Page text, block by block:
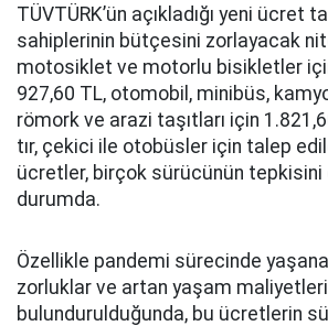
TÜVTÜRK’ün açıkladığı yeni ücret
sahiplerinin bütçesini zorlayacak
motosiklet ve motorlu bisikletler
927,60 TL, otomobil, minibüs,
römork ve arazi taşıtları için
tır, çekici ile otobüsler için talep
ücretler, birçok sürücünün
durumda.
Özellikle pandemi sürecinde
zorluklar ve artan yaşam
bulundurulduğunda, bu ücretlerin